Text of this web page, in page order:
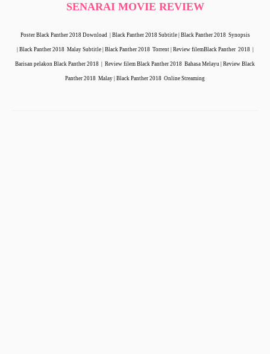
SENARAI MOVIE REVIEW
Poster Black Panther 2018 Download | Black Panther 2018 Subtitle | Black Panther 2018 Synopsis
Black Panther 2018 Malay Subtitle | Black Panther 2018 Torrent | Review filemBlack Panther 2018
Barisan pelakon Black Panther 2018 | Review filem Black Panther 2018 Bahasa Melayu | Review Black
Panther 2018 Malay | Black Panther 2018 Online Streaming